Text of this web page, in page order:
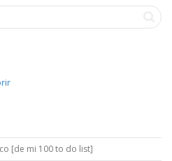
[de mi 100 to do list]